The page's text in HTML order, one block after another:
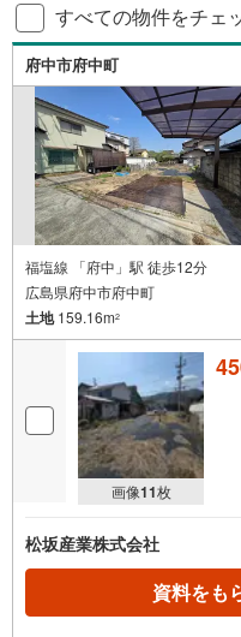
すべての物件をチェ
府中市府中町
福塩線 「府中」駅 徒歩12分
広島県府中市府中町
土地159.16m2
画像11枚
松坂産業株式会社
資料をも